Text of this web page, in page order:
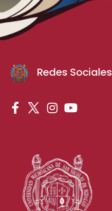
Redes Sociales